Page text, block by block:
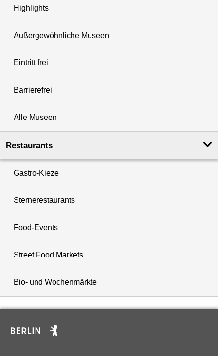
Highlights
Außergewöhnliche Museen
Eintritt frei
Barrierefrei
Alle Museen
Restaurants
Gastro-Kieze
Sternerestaurants
Food-Events
Street Food Markets
Bio- und Wochenmärkte